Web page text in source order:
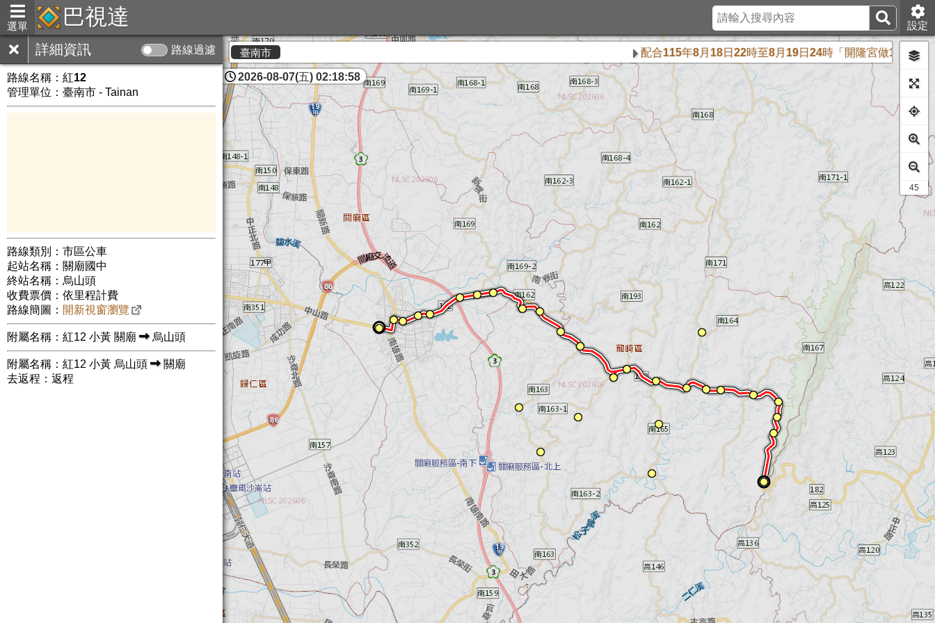
選單 巴視達 設定
詳細資訊 路線過濾
路線名稱： 紅12
管理單位：臺南市 - Tainan
路線類別：市區公車
起站名稱：關廟國中
終站名稱：烏山頭
收費票價：依里程計費
路線簡圖： 開新視窗瀏覽
附屬名稱：紅12 小黃 關廟 烏山頭
附屬名稱：紅12 小黃 烏山頭
關廟
去返程：返程
臺南市 配合115年8月18日22時至8月19日24時「開隆宮做16歲」活動管
2026-08-07(五) 02:18:58
38